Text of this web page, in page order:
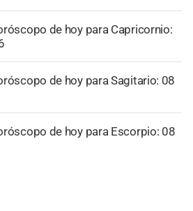
de hoy para Capricornio:
de hoy para Sagitario: 08
de hoy para Escorpio: 08